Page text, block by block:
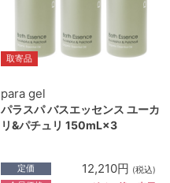
取寄品
para gel
パラスパ バスエッセンス ユーカ
リ&パチュリ 150mL×3
定価 12,210円 (税込)